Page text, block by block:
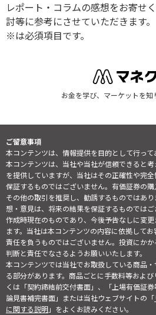
レポート・コラムの感想をお寄せ
討等に参考にさせていただきます。
※は必須項目です。
お金を学び、マーケットを知
ご留意事項
本コンテンツは、情報提供を目的として行って
本コンテンツは、当社や当社が信頼できると
を提供していますが、当社はその正確性や完
保証するものではございません。有価証券の購
その他の取引を推奨し、勧誘するものではあ
想・意見は、将来の結果を保証するものでは
作成時現在のものであり、今後予告なしに変
ます。当社は本コンテンツの内容に依拠して
責任を負うものではございません。投資にか
判断と責任でなさるようお願いいたします。
本コンテンツでは当社でお取扱している商品
る部分があります。商品ごとに手数料等およ
くは「契約締結前交付書面」、「上場有価証
論見書補完書面」または当社ウェブサイトの「
に関する説明」をよくお読みください。